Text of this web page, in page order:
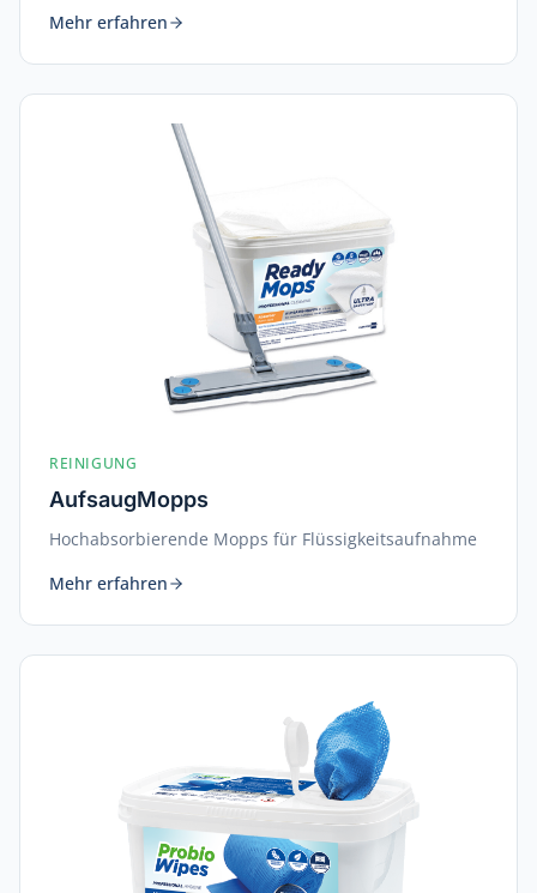
Mehr erfahren
REINIGUNG
AufsaugMopps
Hochabsorbierende Mopps für Flüssigkeitsaufnahme
Mehr erfahren